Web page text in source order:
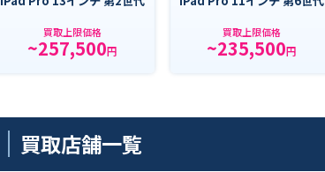
買取上限価格
~257,500円
買取上限価格
~235,500円
買取店舗一覧